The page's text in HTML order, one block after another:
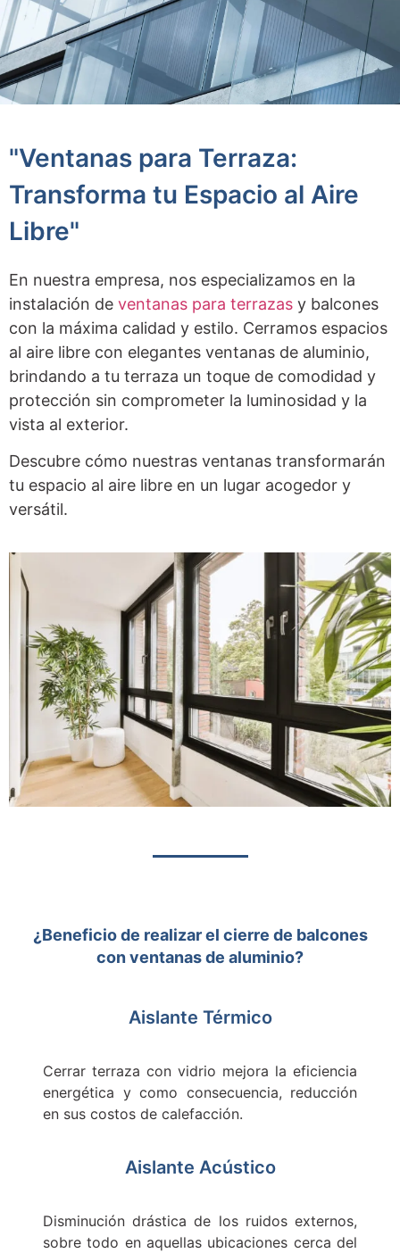
"Ventanas para Terraza:
Transforma tu Espacio al Aire
Libre"
En nuestra empresa, nos especializamos en la
instalación de ventanas para terrazas y balcones
con la máxima calidad y estilo. Cerramos espacios
al aire libre con elegantes ventanas de aluminio,
brindando a tu terraza un toque de comodidad y
protección sin comprometer la luminosidad y la
vista al exterior.
Descubre cómo nuestras ventanas transformarán
tu espacio al aire libre en un lugar acogedor y
versátil.
¿Beneficio de realizar el cierre de balcones
con ventanas de aluminio?
Aislante Térmico
Cerrar terraza con vidrio mejora la eficiencia
energética y como consecuencia, reducción
en sus costos de calefacción.
Aislante Acústico
Disminución drástica de los ruidos externos,
sobre todo en aquellas ubicaciones cerca del